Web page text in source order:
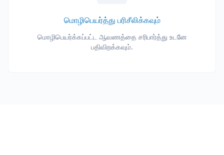
மொழிபெயர்த்து பரிசீலிக்கவும்
மொழிபெயர்க்கப்பட்ட ஆவணத்தை சரிபார்த்து உடனே
பதிவிறக்கவும்.